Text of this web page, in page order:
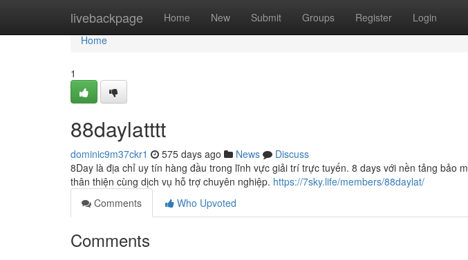
livebackpage Home New Submit Groups Register Login
Home
Home
1
88daylatttt
dominic9m37ckr1 575 days ago News
Discuss
8Day là địa chỉ uy tín hàng đầu trong lĩnh vực giải trí trực tuyến. 8 days với nền tảng bảo
thân thiện cùng dịch vụ hỗ trợ chuyên nghiệp. https://7sky.life/members/88daylat/
Comments
Who Upvoted
Comments